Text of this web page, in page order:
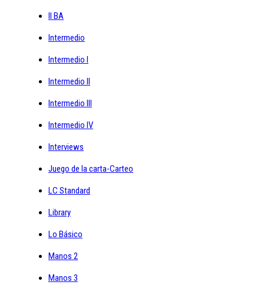
II BA
Intermedio
Intermedio I
Intermedio II
Intermedio III
Intermedio IV
Interviews
Juego de la carta-Carteo
LC Standard
Library
Lo Básico
Manos 2
Manos 3